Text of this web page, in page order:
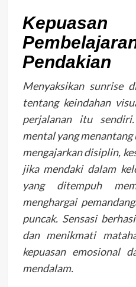
Pendakian
Menyaksikan sunrise
tentang keindahan
perjalanan itu
mental yang
mengajarkan disiplin,
jika mendaki dalam
yang ditempuh
menghargai
puncak. Sensasi
dan menikmati
kepuasan emosional
mendalam.